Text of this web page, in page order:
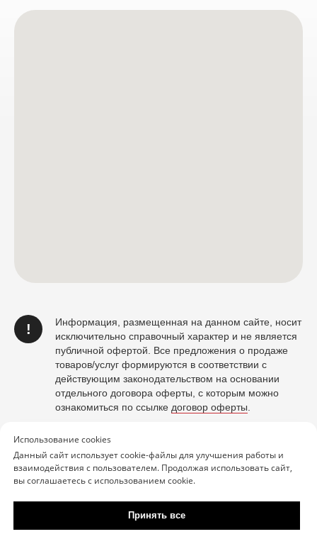
!
Информация, размещенная на данном сайте, носит
исключительно справочный характер и не является
публичной офертой. Все предложения о продаже
товаров/услуг формируются в соответствии с
действующим законодательством на основании
отдельного договора оферты, с которым можно
ознакомиться по ссылке договор оферты.
Для оформления заказа и заключения договора,
пожалуйста, ознакомьтесь с условиями, указанными
в договоре оферты. Договор считается
заключенным после подтверждения заказа со
Использование cookies
Данный сайт использует cookie-файлы для улучшения работы и
взаимодействия с пользователем. Продолжая использовать сайт,
вы соглашаетесь с использованием cookie.
Принять все